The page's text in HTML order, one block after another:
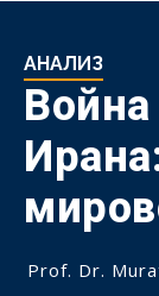
АНАЛИЗ
Prof. Dr.